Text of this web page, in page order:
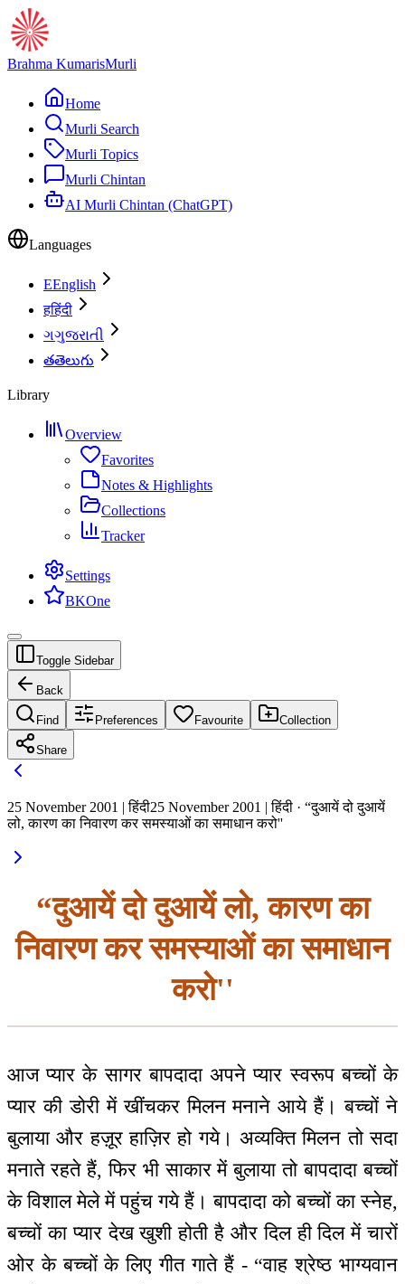
Brahma KumarisMurli
Home
Murli Search
Murli Topics
Murli Chintan
AI Murli Chintan (ChatGPT)
Languages
EEnglish
हहिंदी
ગગુજરાતી
తతెలుగు
Library
Overview
Favorites
Notes & Highlights
Collections
Tracker
Settings
BKOne
Toggle Sidebar
Back
Find Preferences Favourite Collection
Share
25 November 2001 | हिंदी25 November 2001 | हिंदी · “दुआयें दो दुआयें
लो, कारण का निवारण कर समस्याओं का समाधान करो''
“दुआयें दो दुआयें लो, कारण का
निवारण कर समस्याओं का समाधान
करो''
आज प्यार के सागर बापदादा अपने प्यार स्वरूप बच्चों के
प्यार की डोरी में खींचकर मिलन मनाने आये हैं। बच्चों ने
बुलाया और हज़ूर हाज़िर हो गये। अव्यक्ति मिलन तो सदा
मनाते रहते हैं, फिर भी साकार में बुलाया तो बापदादा बच्चों
के विशाल मेले में पहुंच गये हैं। बापदादा को बच्चों का स्नेह,
बच्चों का प्यार देख खुशी होती है और दिल ही दिल में चारों
ओर के बच्चों के लिए गीत गाते हैं - “वाह श्रेष्ठ भाग्यवान